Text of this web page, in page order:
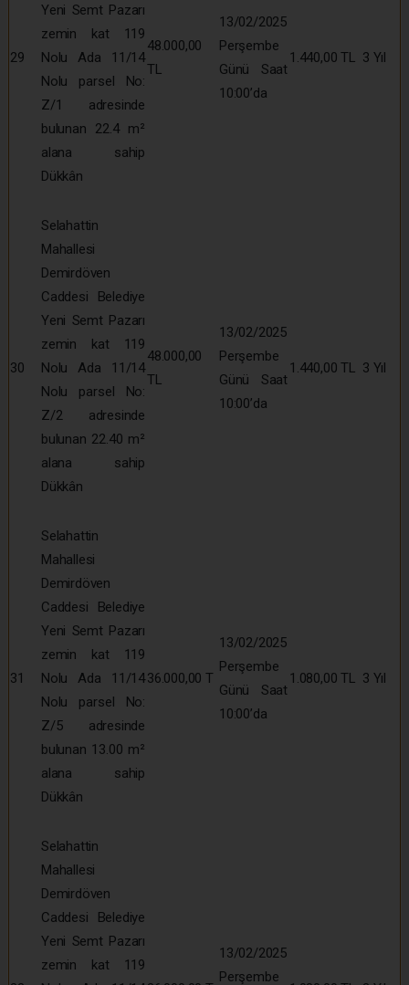
29
Yeni Semt Pazarı
zemin kat 119
Nolu Ada 11/14
Nolu parsel No:
Z/1 adresinde
bulunan 22.4 m²
alana sahip
Dükkân
48.000,00
TL
13/02/2025
Perşembe
Günü Saat
10:00’da
1.440,00 TL 3 Yıl
30
Selahattin
Mahallesi
Demirdöven
Caddesi Belediye
Yeni Semt Pazarı
zemin kat 119
Nolu Ada 11/14
Nolu parsel No:
Z/2 adresinde
bulunan 22.40 m²
alana sahip
Dükkân
48.000,00
TL
13/02/2025
Perşembe
Günü Saat
10:00’da
1.440,00 TL 3 Yıl
31
Selahattin
Mahallesi
Demirdöven
Caddesi Belediye
Yeni Semt Pazarı
zemin kat 119
Nolu Ada 11/14
Nolu parsel No:
Z/5 adresinde
bulunan 13.00 m²
alana sahip
Dükkân
36.000,00 T
13/02/2025
Perşembe
Günü Saat
10:00’da
1.080,00 TL 3 Yıl
Selahattin
Mahallesi
Demirdöven
Caddesi Belediye
Yeni Semt Pazarı
zemin kat 119
13/02/2025
Perşembe